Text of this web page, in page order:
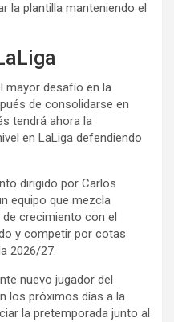
la plantilla manteniendo el
mayor desafío en la
de consolidarse en
tendrá ahora la
en LaLiga defendiendo
dirigido por Carlos
equipo que mezcla
crecimiento con el
y competir por cotas
2026/27.
nuevo jugador del
los próximos días a la
la pretemporada junto al